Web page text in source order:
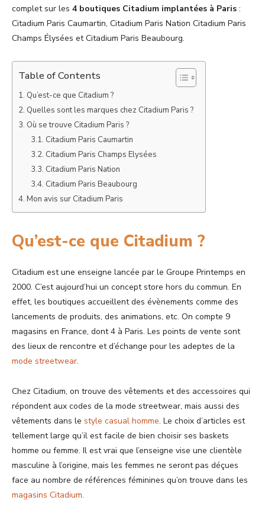
complet sur les 4 boutiques Citadium implantées à Paris :
Citadium Paris Caumartin, Citadium Paris Nation Citadium Paris
Champs Élysées et Citadium Paris Beaubourg.
Table of Contents
Qu’est-ce que Citadium ?
Quelles sont les marques chez Citadium Paris ?
Où se trouve Citadium Paris ?
Citadium Paris Caumartin
Citadium Paris Champs Elysées
Citadium Paris Nation
Citadium Paris Beaubourg
Mon avis sur Citadium Paris
Qu’est-ce que Citadium ?
Citadium est une enseigne lancée par le Groupe Printemps en
2000. C’est aujourd’hui un concept store hors du commun. En
effet, les boutiques accueillent des évènements comme des
lancements de produits, des animations, etc. On compte 9
magasins en France, dont 4 à Paris. Les points de vente sont
des lieux de rencontre et d’échange pour les adeptes de la
mode streetwear.
Chez Citadium, on trouve des vêtements et des accessoires qui
répondent aux codes de la mode streetwear, mais aussi des
vêtements dans le style casual homme. Le choix d’articles est
tellement large qu’il est facile de bien choisir ses baskets
homme ou femme. Il est vrai que l’enseigne vise une clientèle
masculine à l’origine, mais les femmes ne seront pas déçues
face au nombre de références féminines qu’on trouve dans les
magasins Citadium.